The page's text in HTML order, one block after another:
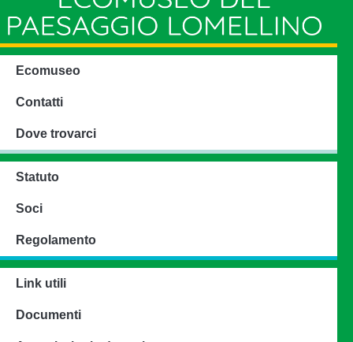
Ecomuseo
Contatti
Dove trovarci
Statuto
Soci
Regolamento
Link utili
Documenti